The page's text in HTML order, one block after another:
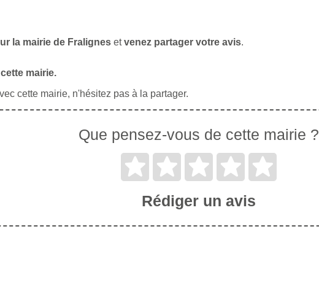
la mairie de Fralignes etvenez partager votre avis.
mairie.
cette mairie, n'hésitez pas à la partager.
Que pensez-vous de cette mairie ?
Rédiger un avis